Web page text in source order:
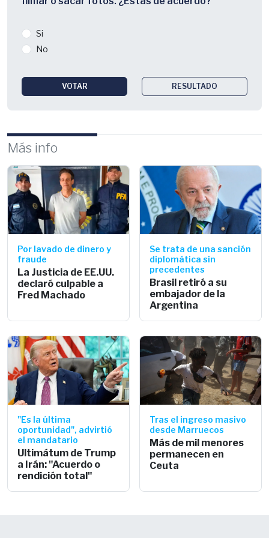
Si
No
VOTAR RESULTADO
Más info
Por lavado de dinero y
fraude
La Justicia de EE.UU.
declaró culpable a
Fred Machado
Se trata de una sanción
diplomática sin
precedentes
Brasil retiró a su
embajador de la
Argentina
"Es la última
oportunidad", advirtió
el mandatario
Ultimátum de Trump
a Irán: "Acuerdo o
rendición total"
Tras el ingreso masivo
desde Marruecos
Más de mil menores
permanecen en
Ceuta